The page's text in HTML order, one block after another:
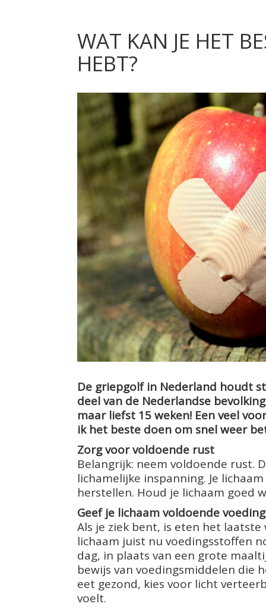
WAT KAN JE HET
HEBT?
De griepgolf in Nederland houdt
deel van de Nederlandse
maar liefst 15 weken! Een veel
ik het beste doen om snel weer
Zorg voor voldoende rust
Belangrijk: neem voldoende rust.
lichamelijke inspanning. Je
herstellen. Houd je lichaam goed
Geef je lichaam voldoende
Als je ziek bent, is eten het
lichaam juist nu voedingsstoffen
dag, in plaats van een grote
bewijs van voedingsmiddelen die
eet gezond, kies voor licht
voelt.